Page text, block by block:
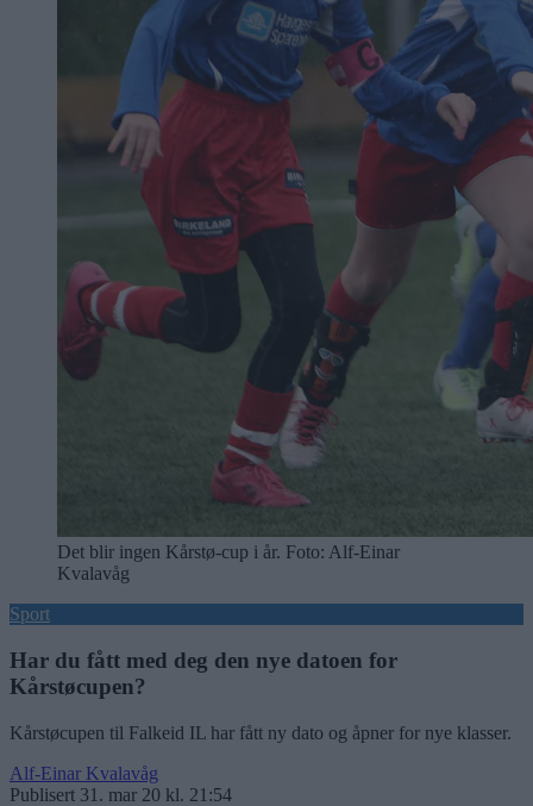
Det blir ingen Kårstø-cup i år. Foto: Alf-Einar
Kvalavåg
Sport
Har du fått med deg den nye datoen for
Kårstøcupen?
Kårstøcupen til Falkeid IL har fått ny dato og åpner for nye klasser.
Alf-Einar Kvalavåg
Publisert 31. mar 20 kl. 21:54